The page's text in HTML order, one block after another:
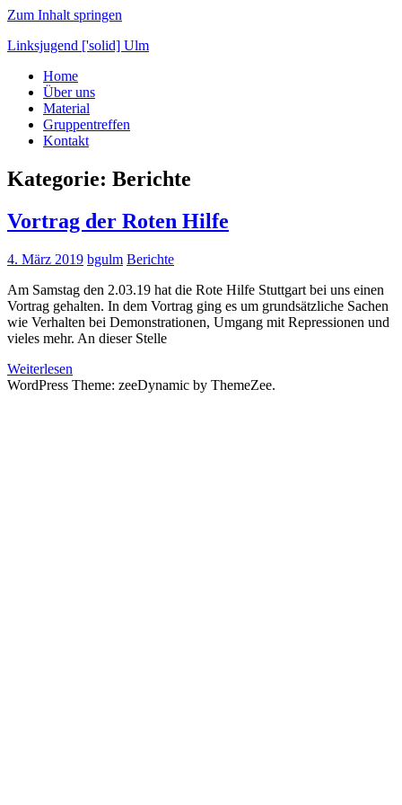
Zum Inhalt springen
Linksjugend ['solid] Ulm
Antifa
beim
Nahbaden
Home
Über uns
Material
Gruppentreffen
Kontakt
Kategorie: Berichte
Vortrag der Roten Hilfe
4. März 2019 bgulm Berichte
Am Samstag den 2.03.19 hat die Rote Hilfe Stuttgart bei uns einen
Vortrag gehalten. In dem Vortrag ging es um grundsätzliche Sachen
wie Verhalten bei Demonstrationen, Umgang mit Repressionen und
vieles mehr. An dieser Stelle
Weiterlesen
WordPress Theme: zeeDynamic by ThemeZee.